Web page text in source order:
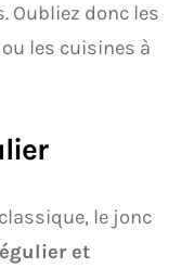
Oubliez donc les
ou les cuisines à
le jonc
et